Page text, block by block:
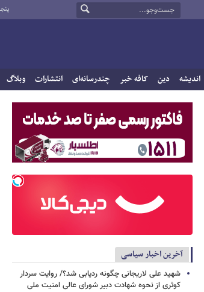
اندیشه دین کافه خبر چندرسانه‌ای انتشارات وبلاگ
آخرین اخبار سیاسی
شهید علی لاریجانی چگونه ردیابی شد؟/ روایت سردار
کوثری از نحوه شهادت دبیر شورای عالی امنیت ملی